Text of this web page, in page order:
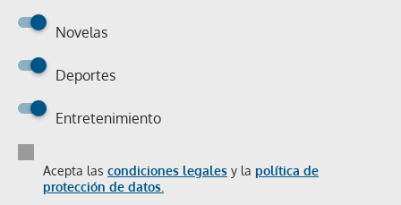
Novelas
Deportes
Entretenimiento
Acepta las condiciones legales y la política de
protección de datos.